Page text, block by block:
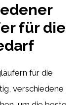
für die
für die
verschiedene